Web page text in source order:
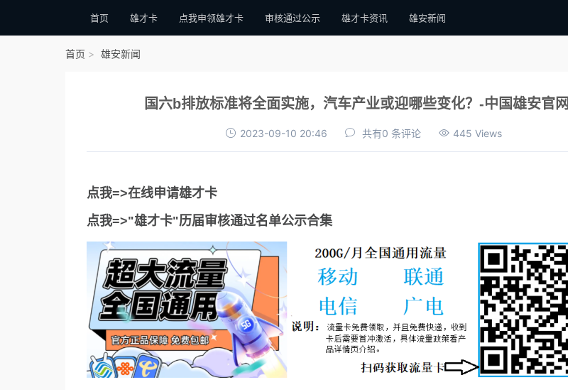
首页 雄才卡 点我申领雄才卡 审核通过公示 雄才卡资讯 雄安新闻
首页 雄安新闻
国六b排放标准将全面实施，汽车产业或迎哪些变化？-中国雄安官网
2023-09-10 20:46 共有0 条评论 445 Views
点我=>在线申请雄才卡
点我=>"雄才卡"历届审核通过名单公示合集